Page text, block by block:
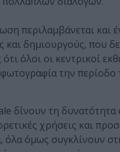
περιλαμβάνεται
δημιουργούς, που
όλοι οι κεντρικοί
την
δίνουν τη
χρήσεις και
όλα όμως συγκλίνουν